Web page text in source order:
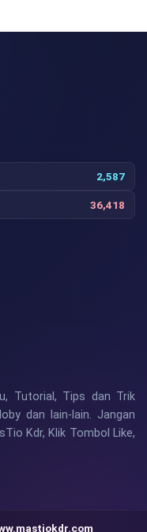
2,587
36,418
Tutorial, Tips dan Trik
dan lain-lain. Jangan
Kdr, Klik Tombol Like,